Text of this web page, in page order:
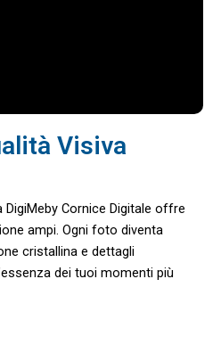
Visiva
DigiMeby Cornice Digitale offre
ampi. Ogni foto diventa
cristallina e dettagli
dei tuoi momenti più